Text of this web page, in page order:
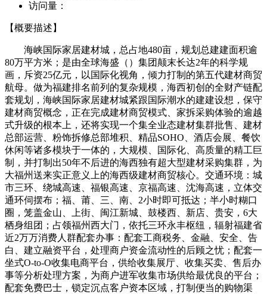
访问量：
【概要描述】
海峡国际家居建材城，总占地480亩，规划总建建面积逾
80万平方米；是由全球海盛（）集团颠末长达2年的科学规
画，斥资25亿元，以国际化视角，倾力打制的第五代建材商贸
航母。做为福建排名前列的复杂规模，海西初创的全财产链配
套规划，海峡国际家居建材城紧跟国际潮水的建建设想，保守
建材商贸概念，正在完成建材商贸模式、家拆采购体验的逾越
式升级的根本上，还将实现一个集全业态建材集群批售、建材
总部运营、粉饰拆修总部堆积、精品SOHO、酒店会展、餐饮
休闲等诸多模块于一体的，大规模、国际化、高质量的精工巨
制，并打制出50年不后进的海西独有超大型建材采购集群，为
大福州送来实正意义上的海西级建材商贸核心。交通环境：城
市三环、绕城高速、福银高速、京福高速、沈海高速，立体交
通环伺摆布；福、莆、三、南、2小时即可抵达；半小时糊口
圈，笼盖金山、上街、闽江新城、鼓楼西、新店、贵安，6大
栖身组团；占领福州西大门，依托三环永丰枢纽，辐射福建省
近2万万消费人群配套办事：配套工商税务、金融、安全、告
白、建立融资平台，处理商户资金流动性的后顾之忧；配套一
坐式O-to-O收集电商平台，供给收集展厅、收集买卖、售后办
事等分析处理方案，为商户进军收集市场供给最优良的平台；
配套免费巴士，锁定沉点客户资本区域，打制便当的购物渠